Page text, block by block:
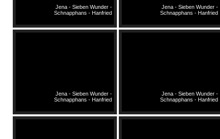
Jena - Sieben Wunder -
Schnapphans - Hanfried
Jena - Sieben Wunder -
Schnapphans - Hanfried
Jena - Sieben Wunder -
Schnapphans - Hanfried
Jena - Sieben Wunder -
Schnapphans - Hanfried